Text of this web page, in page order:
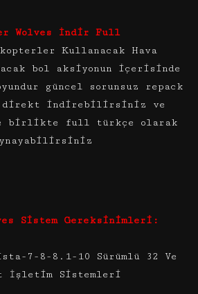
Wolves İndir Full
Kullanacak Hava
bol aksiyonun içerisinde
güncel sorunsuz repack
direkt indirebilirsiniz ve
birlikte full türkçe olarak
Sistem Gereksinimleri:
7-8-8.1-10 Sürümlü 32 Ve
İşletim Sistemleri